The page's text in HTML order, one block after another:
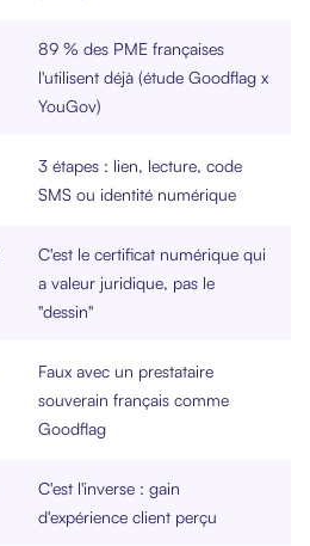
89 % des PME françaises
l'utilisent déjà (étude Goodflag x
YouGov)
3 étapes : lien, lecture, code
SMS ou identité numérique
C'est le certificat numérique qui
a valeur juridique, pas le
"dessin"
Faux avec un prestataire
souverain français comme
Goodflag
C'est l'inverse : gain
d'expérience client perçu